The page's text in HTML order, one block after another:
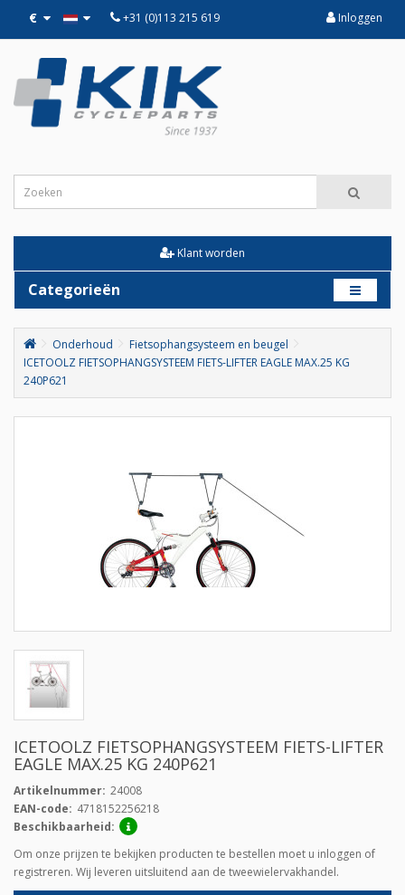
€ +31 (0)113 215 619 Inloggen
Klant worden
Categorieën
Onderhoud
Fietsophangsysteem en beugel
ICETOOLZ FIETSOPHANGSYSTEEM FIETS-LIFTER EAGLE MAX.25 KG
240P621
ICETOOLZ FIETSOPHANGSYSTEEM FIETS-LIFTER
EAGLE MAX.25 KG 240P621
Artikelnummer: 24008
EAN-code: 4718152256218
Beschikbaarheid:
Om onze prijzen te bekijken producten te bestellen moet u inloggen of
registreren. Wij leveren uitsluitend aan de tweewielervakhandel.